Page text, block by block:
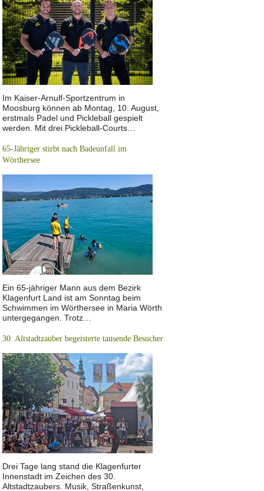
Im Kaiser-Arnulf-Sportzentrum in
Moosburg können ab Montag, 10. August,
erstmals Padel und Pickleball gespielt
werden. Mit drei Pickleball-Courts…
65-Jähriger stirbt nach Badeunfall im
Wörthersee
Ein 65-jähriger Mann aus dem Bezirk
Klagenfurt Land ist am Sonntag beim
Schwimmen im Wörthersee in Maria Wörth
untergegangen. Trotz…
30. Altstadtzauber begeisterte tausende Besucher
Drei Tage lang stand die Klagenfurter
Innenstadt im Zeichen des 30.
Altstadtzaubers. Musik, Straßenkunst,